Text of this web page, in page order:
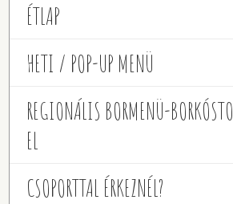
ÉTLAP
HETI / POP-UP MENÜ
REGIONÁLIS BORMENÜ-
EL
CSOPORTTAL ÉRKEZNÉL?